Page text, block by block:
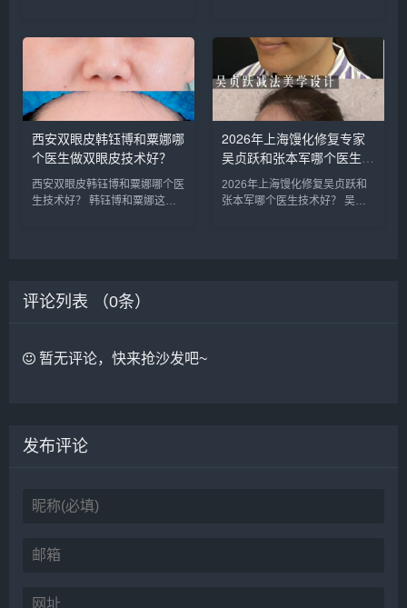
立、刘宝军等，医生的技术都很
靠谱，案例也非常多，对比的
话，建议实地面诊，曾医生和霍
医生是...
等，这几位医生都是咨询和预约
最多的，双眼皮案例比较多，咨
询预约添加微信号：bianme...
西安双眼皮韩钰博和粟娜哪
个医生做双眼皮技术好？
西安双眼皮韩钰博和粟娜哪个医
生技术好？ 韩钰博和粟娜这两
建议可以...
2026年上海馒化修复专家
吴贞跃和张本军哪个医生做
馒化修复技术好？
2026年上海馒化修复吴贞跃和
张本军哪个医生技术好？ 吴贞
评论列表 （0条）
暂无评论，快来抢沙发吧~
发布评论